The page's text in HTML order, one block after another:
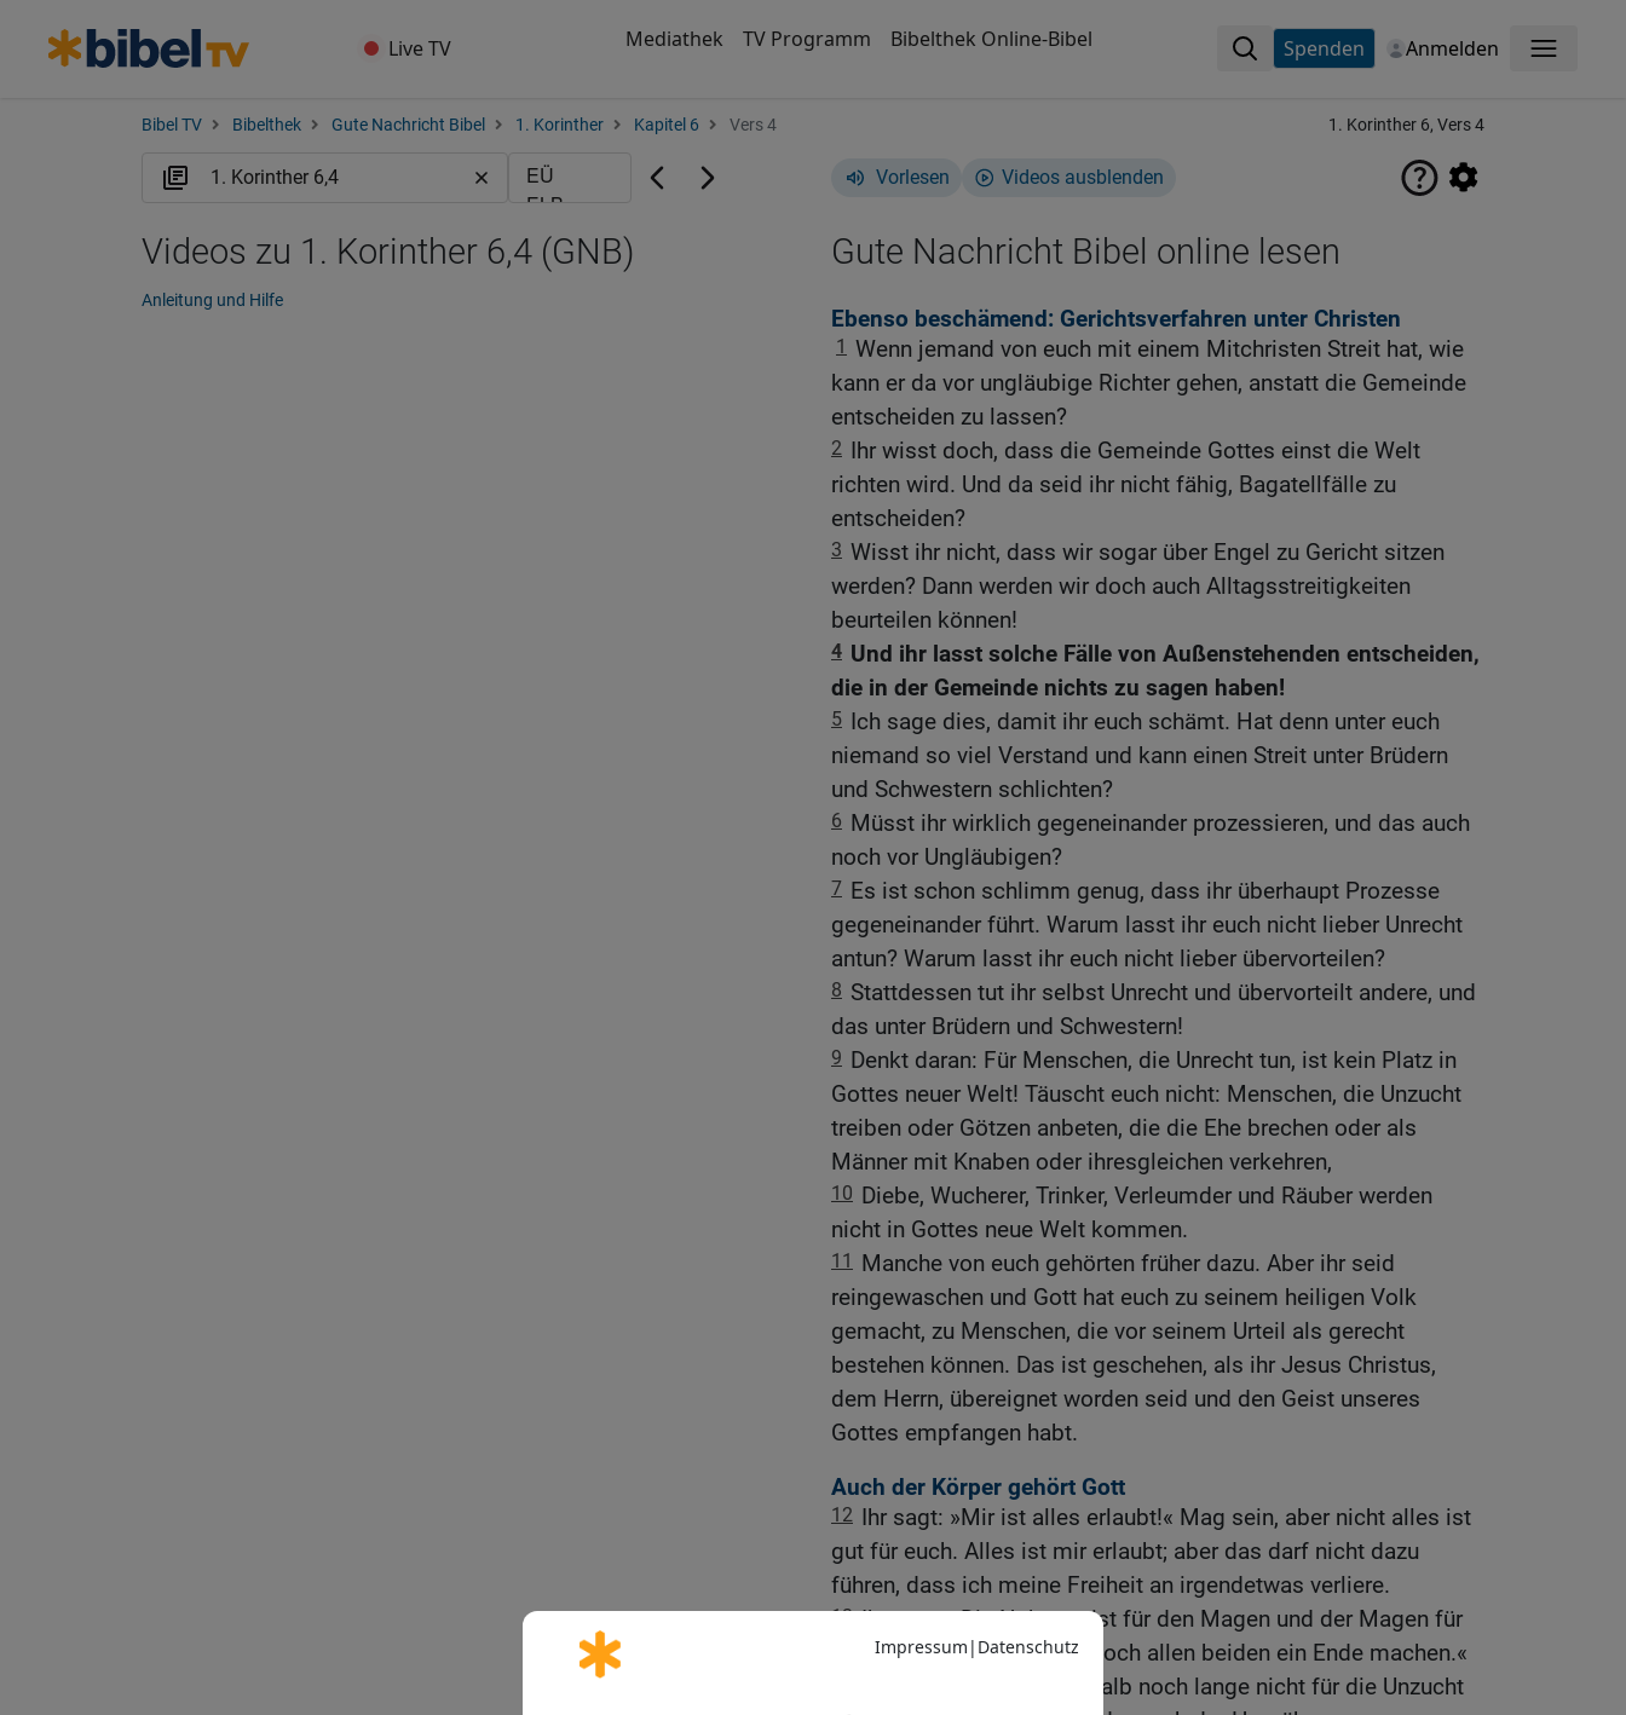
Live TV Mediathek TV Programm Bibelthek Online-Bibel Spenden Anmelden Menü
Bibel TV Bibelthek Gute Nachricht Bibel 1. Korinther Kapitel 6 Vers 4 1. Korinther 6, Vers 4
Vorlesen Videos ausblenden
Gute Nachricht Bibel online lesen
Ebenso beschämend: Gerichtsverfahren unter Christen
1 Wenn jemand von euch mit einem Mitchristen Streit hat, wie
kann er da vor ungläubige Richter gehen, anstatt die Gemeinde
entscheiden zu lassen?
2 Ihr wisst doch, dass die Gemeinde Gottes einst die Welt
richten wird. Und da seid ihr nicht fähig, Bagatellfälle zu
entscheiden?
3 Wisst ihr nicht, dass wir sogar über Engel zu Gericht sitzen
werden? Dann werden wir doch auch Alltagsstreitigkeiten
beurteilen können!
4 Und ihr lasst solche Fälle von Außenstehenden entscheiden,
die in der Gemeinde nichts zu sagen haben!
5 Ich sage dies, damit ihr euch schämt. Hat denn unter euch
niemand so viel Verstand und kann einen Streit unter Brüdern
und Schwestern schlichten?
6 Müsst ihr wirklich gegeneinander prozessieren, und das auch
noch vor Ungläubigen?
7 Es ist schon schlimm genug, dass ihr überhaupt Prozesse
gegeneinander führt. Warum lasst ihr euch nicht lieber Unrecht
antun? Warum lasst ihr euch nicht lieber übervorteilen?
8 Stattdessen tut ihr selbst Unrecht und übervorteilt andere, und
das unter Brüdern und Schwestern!
9 Denkt daran: Für Menschen, die Unrecht tun, ist kein Platz in
Gottes neuer Welt! Täuscht euch nicht: Menschen, die Unzucht
treiben oder Götzen anbeten, die die Ehe brechen oder als
Männer mit Knaben oder ihresgleichen verkehren,
10 Diebe, Wucherer, Trinker, Verleumder und Räuber werden
nicht in Gottes neue Welt kommen.
11
Manche von euch gehörten früher dazu. Aber ihr seid
reingewaschen und Gott hat euch zu seinem heiligen Volk
gemacht, zu Menschen, die vor seinem Urteil als gerecht
bestehen können. Das ist geschehen, als ihr Jesus Christus,
dem Herrn, übereignet worden seid und den Geist unseres
Gottes empfangen habt.
Auch der Körper gehört Gott
12 Ihr sagt: »Mir ist alles erlaubt!« Mag sein, aber nicht alles ist
gut für euch. Alles ist mir erlaubt; aber das darf nicht dazu
führen, dass ich meine Freiheit an irgendetwas verliere.
13 Ihr sagt: »Die Nahrung ist für den Magen und der Magen für
die Nahrung. Gott wird ja doch allen beiden ein Ende machen.«
Aber unser Körper ist deshalb noch lange nicht für die Unzucht
Videos zu 1. Korinther 6,4 (GNB)
Anleitung und Hilfe